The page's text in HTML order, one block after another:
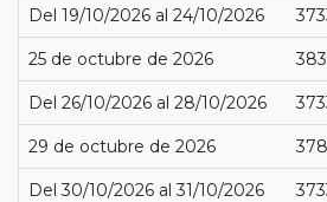
Del 19/10/2026 al 24/10/2026
25 de octubre de 2026
Del 26/10/2026 al 28/10/2026
29 de octubre de 2026
Del 30/10/2026 al 31/10/2026